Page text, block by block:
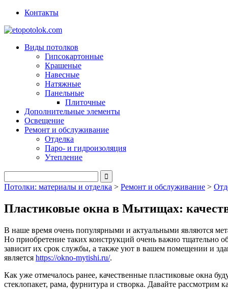
Контакты
Виды потолков
Гипсокартонные
Крашеные
Навесные
Натяжные
Панельные
Плиточные
Дополнительные элементы
Освещение
Ремонт и обслуживание
Отделка
Паро- и гидроизоляция
Утепление
Потолки: материалы и отделка > Ремонт и обслуживание >
Пластиковые окна в Мытищах:
В наше время очень популярными и актуальными являются
Но приобретение таких конструкций очень важно тщательно
зависит их срок службы, а также уют в вашем помещении и
является https://okno-mytishi.ru/.
Как уже отмечалось ранее, качественные пластиковые окна
стеклопакет, рама, фурнитура и створка. Давайте рассмотрим